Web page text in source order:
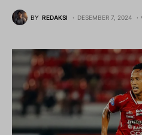
BY REDAKSI DESEMBER 7, 2024